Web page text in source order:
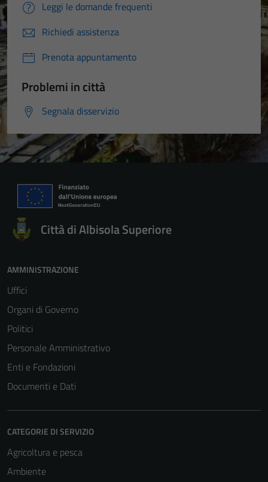
Leggi le domande frequenti
Richiedi assistenza
Prenota appuntamento
Problemi in città
Segnala disservizio
Città di Albisola Superiore
AMMINISTRAZIONE
Uffici
Organi di Governo
Politici
Personale Amministrativo
Enti e Fondazioni
Documenti e Dati
CATEGORIE DI SERVIZIO
Agricoltura e pesca
Ambiente